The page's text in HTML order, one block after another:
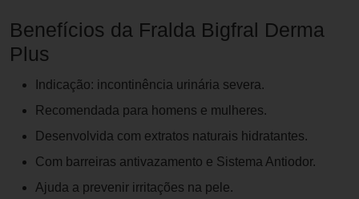
Benefícios da Fralda Bigfral Derma
Plus
Indicação: incontinência urinária severa.
Recomendada para homens e mulheres.
Desenvolvida com extratos naturais hidratantes.
Com barreiras antivazamento e Sistema Antiodor.
Ajuda a prevenir irritações na pele.